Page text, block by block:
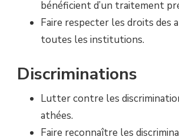
bénéficient d’un traitement
Faire respecter les droits des
toutes les institutions.
Discriminations
Lutter contre les
athées.
Faire reconnaître les